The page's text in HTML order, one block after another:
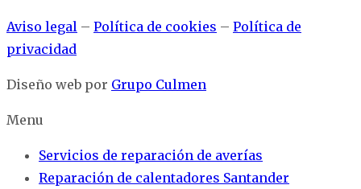
Aviso legal – Política de cookies – Política de
privacidad
Diseño web por Grupo Culmen
Menu
Servicios de reparación de averías
Reparación de calentadores Santander